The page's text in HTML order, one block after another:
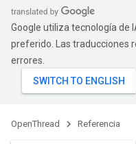
Google utiliza tecnología de
preferido. Las traducciones
errores.
OpenThread Referencia